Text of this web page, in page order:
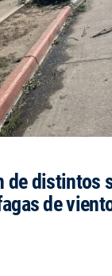
de distintos
de